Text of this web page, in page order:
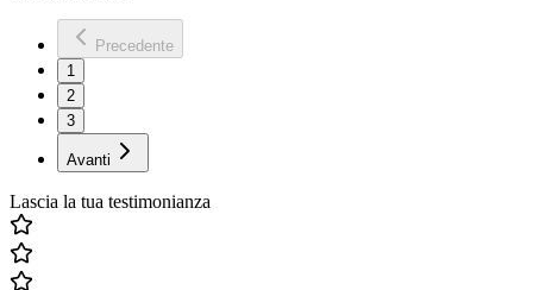
Precedente
1
2
3
Avanti
Lascia la tua testimonianza